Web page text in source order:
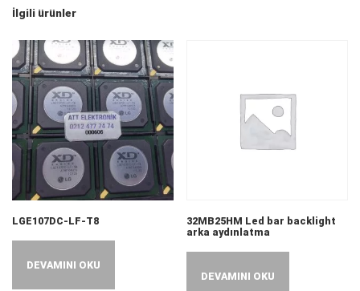
İlgili ürünler
LGE107DC-LF-T8
DEVAMINI OKU
32MB25HM Led bar backlight
arka aydınlatma
DEVAMINI OKU